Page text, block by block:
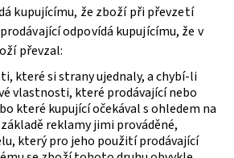
kupujícímu, že zboží při převzetí
odpovídá kupujícímu, že v
převzal:
které si strany ujednaly, a chybí-li
vlastnosti, které prodávající nebo
které kupující očekával s ohledem na
reklamy jimi prováděné,
který pro jeho použití prodávající